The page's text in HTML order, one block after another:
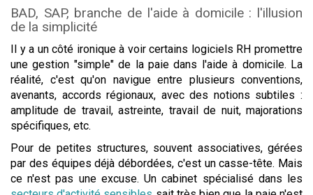
BAD, SAP, branche de l'aide à domicile : l'illusion
de la simplicité
Il y a un côté ironique à voir certains logiciels RH promettre
une gestion "simple" de la paie dans l'aide à domicile. La
réalité, c'est qu'on navigue entre plusieurs conventions,
avenants, accords régionaux, avec des notions subtiles :
amplitude de travail, astreinte, travail de nuit, majorations
spécifiques, etc.
Pour de petites structures, souvent associatives, gérées
par des équipes déjà débordées, c'est un casse-tête. Mais
ce n'est pas une excuse. Un cabinet spécialisé dans les